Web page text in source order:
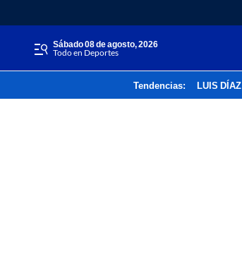
sábado 08 de agosto, 2026
Todo en Deportes
Tendencias: LUIS DÍAZ